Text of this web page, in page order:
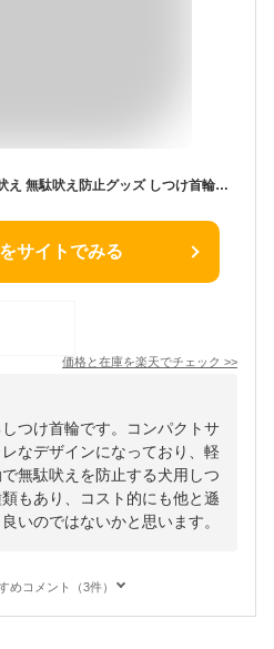
無駄吠え防止 首輪 犬 しつけ 吠え 無駄吠え防止グッズ しつけ首輪 振動 犬の無駄吠え防止 無駄吠え防止器 小型犬 中型犬 大型犬 対策グッズ 吠える防止 吠え防止 ペット アラート しつけ用品 ビープ音 バークコントローラー グッズ 愛犬
サイトでみる
価格と在庫を楽天でチェック >>
つけ首輪です。コンパクトサ
なデザインになっており、軽
無駄吠えを防止する犬用しつ
もあり、コスト的にも他と遜
いのではないかと思います。
めコメント（3件）